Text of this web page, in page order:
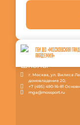
ГБУ ДО «МОСКОВСКАЯ
АКАДЕМИЯ»
г. Москва, ул. Вилиса
домовладение 20;
+7 (495) 490-16-81
mga@mossport.ru